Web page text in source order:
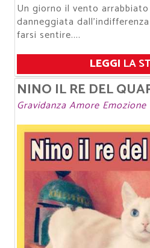
Un giorno il vento
danneggiata
farsi sentire....
LEGGI LA
NINO IL RE DEL
Gravidanza Amore Emozione